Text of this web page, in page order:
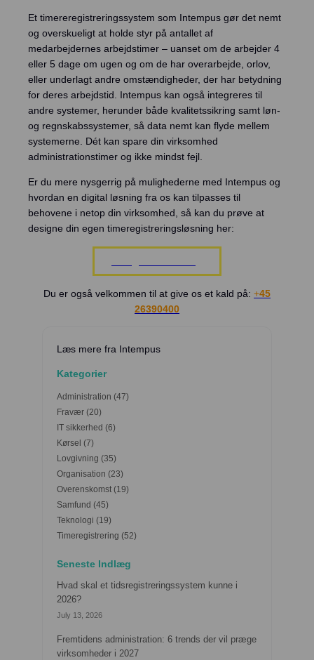
Et timereregistreringssystem som Intempus gør det nemt
og overskueligt at holde styr på antallet af
medarbejdernes arbejdstimer – uanset om de arbejder 4
eller 5 dage om ugen og om de har overarbejde, orlov,
eller underlagt andre omstændigheder, der har betydning
for deres arbejdstid. Intempus kan også integreres til
andre systemer, herunder både kvalitetssikring samt løn-
og regnskabssystemer, så data nemt kan flyde mellem
systemerne. Dét kan spare din virksomhed
administrationstimer og ikke mindst fejl.
Er du mere nysgerrig på mulighederne med Intempus og
hvordan en digital løsning fra os kan tilpasses til
behovene i netop din virksomhed, så kan du prøve at
designe din egen timeregistreringsløsning her:
Du er også velkommen til at give os et kald på: +45
26390400
Læs mere fra Intempus
Kategorier
Administration (47)
Fravær (20)
IT sikkerhed (6)
Kørsel (7)
Lovgivning (35)
Organisation (23)
Overenskomst (19)
Samfund (45)
Teknologi (19)
Timeregistrering (52)
Seneste Indlæg
Hvad skal et tidsregistreringssystem kunne i
2026?
July 13, 2026
Fremtidens administration: 6 trends der vil præge
virksomheder i 2027